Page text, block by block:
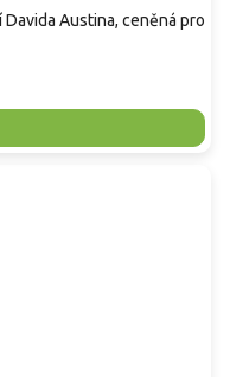
Austina, ceněná pro